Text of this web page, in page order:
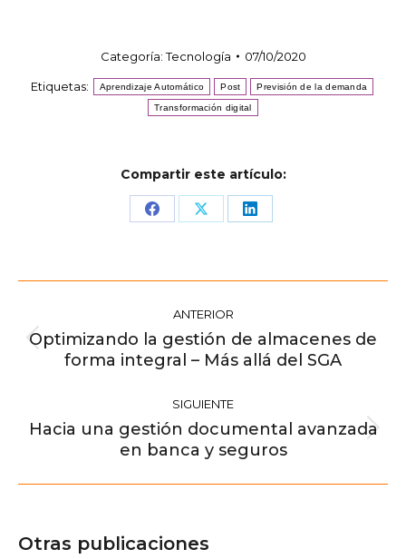
Categoría:Tecnología 07/10/2020
Etiquetas: Aprendizaje Automático Post Previsión de la demanda
Transformación digital
Compartir este artículo:
Share Share Share
entre
publicaciones
ANTERIOR
Publicación
Optimizando la gestión de almacenes de
forma integral – Más allá del SGA
SIGUIENTE
Publicación
siguiente:
Hacia una gestión documental avanzada
en banca y seguros
Otras publicaciones